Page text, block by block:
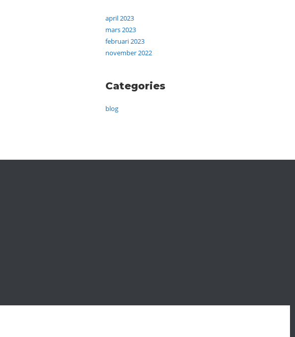
april 2023
mars 2023
februari 2023
november 2022
Categories
blog